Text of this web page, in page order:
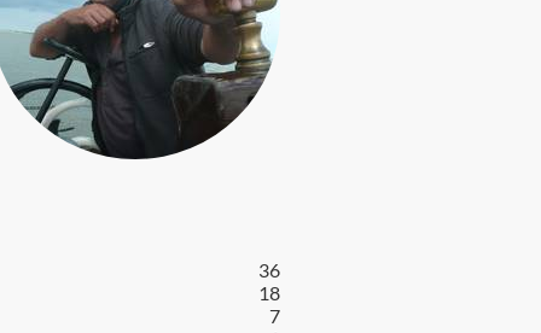
36
18
7